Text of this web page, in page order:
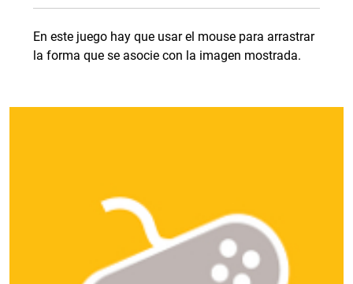
En este juego hay que usar el mouse para arrastrar
la forma que se asocie con la imagen mostrada.